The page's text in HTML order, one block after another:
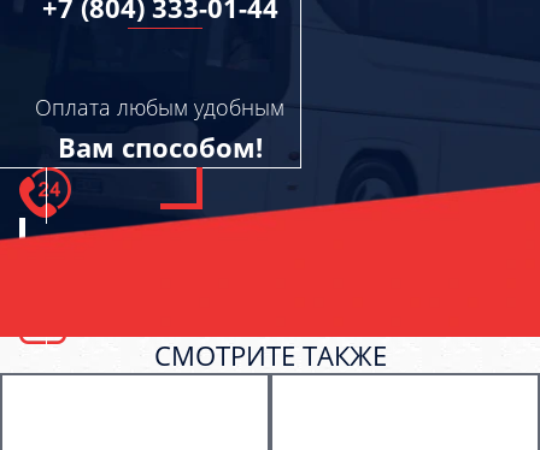
+7 (804) 333-01-44
Оплата любым удобным
Вам способом!
СМОТРИТЕ ТАКЖЕ